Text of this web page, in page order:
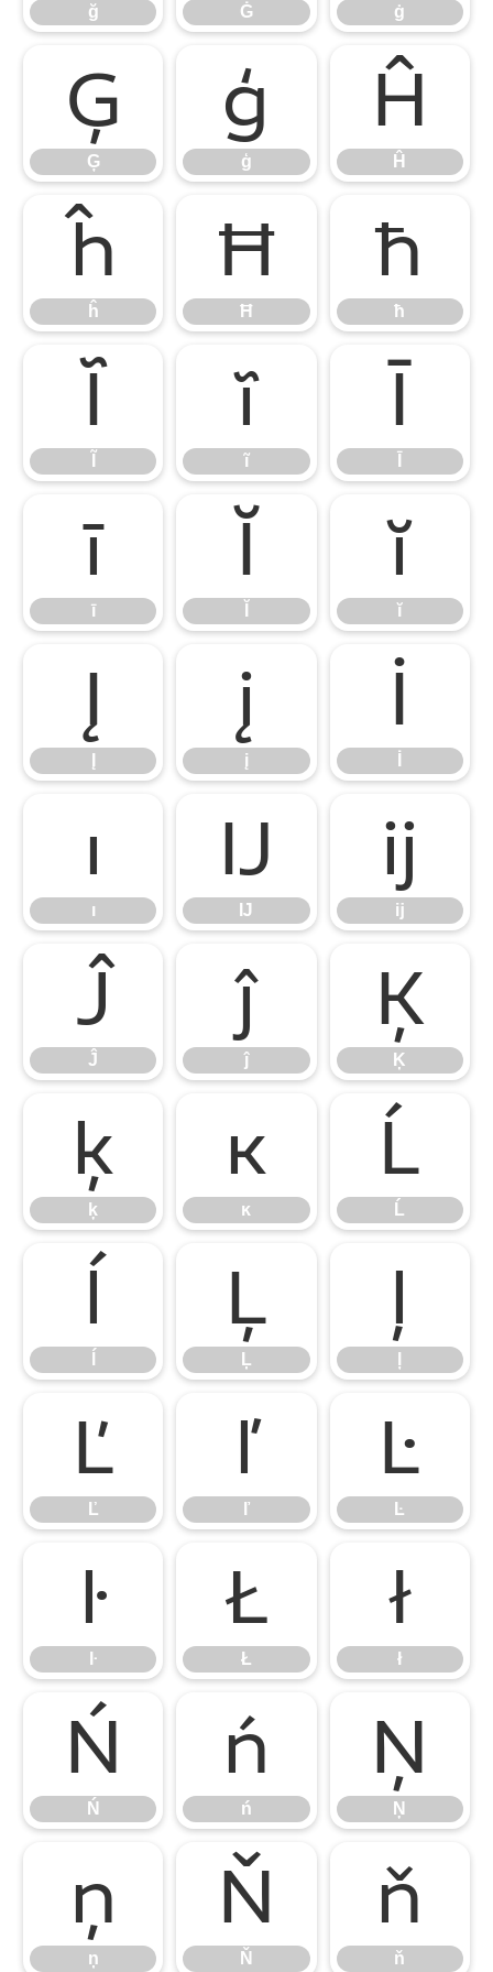
ğ Ġ ġ
Ģ
Ģ
ģ
ģ
Ĥ
Ĥ
ĥ
ĥ
Ħ
Ħ
ħ
ħ
Ĩ ĩ
ĩ
Ī
ī
ī
Ĭ ĭ
ĭ
Į į
į
İ
ı
ı
Ĳ
Ĳ
ĳ
ĳ
Ĵ
Ĵ
ĵ
ĵ
Ķ
Ķ
ķ
ķ
ĸ
ĸ
Ĺ
Ĺ
ĺ Ļ
Ļ
ļ
Ľ
Ľ
ľ
ľ
Ŀ
Ŀ
ŀ
ŀ
Ł
Ł
ł
ł
Ń
Ń
ń
ń
Ņ
Ņ
ņ
ņ
Ň
Ň
ň
ň